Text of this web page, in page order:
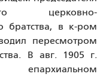
церковно-
братства, в к-ром
пересмотром
В авг. 1905 г.
епархиальном